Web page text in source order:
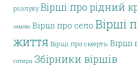
розлуку Вірші про рідний
землю Вірші про село Вірші
життя Вірші про смерть Вірші
сатира Збірники віршів